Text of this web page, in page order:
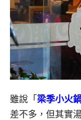
雖說「 梁季小火
差不多，但其實